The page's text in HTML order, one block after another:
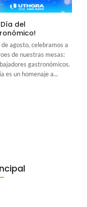
Día del
de agosto, celebramos a
de nuestras mesas:
gastronómicos.
es un homenaje a...